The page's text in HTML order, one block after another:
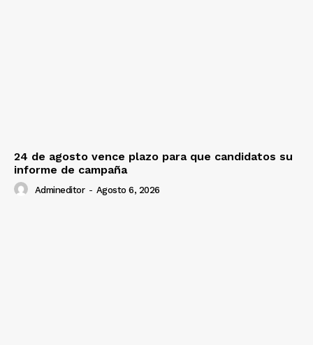
24 de agosto vence plazo para que candidatos su
informe de campaña
Admineditor - Agosto 6, 2026